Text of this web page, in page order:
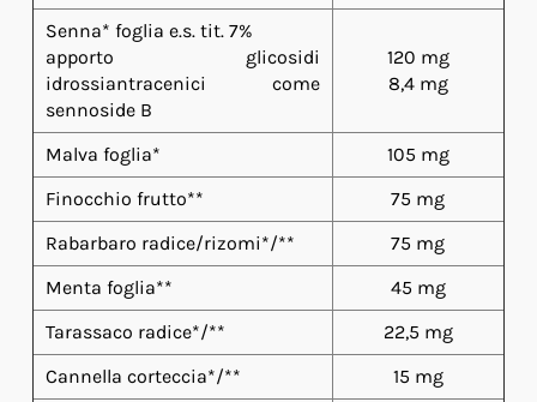
Senna* foglia e.s. tit. 7%
apporto glicosidi
idrossiantracenici come
sennoside B
120 mg
8,4 mg
Malva foglia*
105 mg
Finocchio frutto**
75 mg
Rabarbaro radice/rizomi*/**
75 mg
Menta foglia**
45 mg
Tarassaco radice*/**
22,5 mg
Cannella corteccia*/**
15 mg